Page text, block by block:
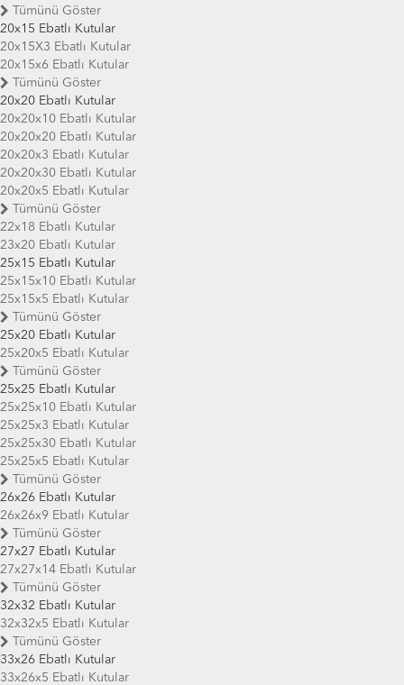
Tümünü Göster
20x15 Ebatlı Kutular
20x15X3 Ebatlı Kutular
20x15x6 Ebatlı Kutular
Tümünü Göster
20x20 Ebatlı Kutular
20x20x10 Ebatlı Kutular
20x20x20 Ebatlı Kutular
20x20x3 Ebatlı Kutular
20x20x30 Ebatlı Kutular
20x20x5 Ebatlı Kutular
Tümünü Göster
22x18 Ebatlı Kutular
23x20 Ebatlı Kutular
25x15 Ebatlı Kutular
25x15x10 Ebatlı Kutular
25x15x5 Ebatlı Kutular
Tümünü Göster
25x20 Ebatlı Kutular
25x20x5 Ebatlı Kutular
Tümünü Göster
25x25 Ebatlı Kutular
25x25x10 Ebatlı Kutular
25x25x3 Ebatlı Kutular
25x25x30 Ebatlı Kutular
25x25x5 Ebatlı Kutular
Tümünü Göster
26x26 Ebatlı Kutular
26x26x9 Ebatlı Kutular
Tümünü Göster
27x27 Ebatlı Kutular
27x27x14 Ebatlı Kutular
Tümünü Göster
32x32 Ebatlı Kutular
32x32x5 Ebatlı Kutular
Tümünü Göster
33x26 Ebatlı Kutular
33x26x5 Ebatlı Kutular